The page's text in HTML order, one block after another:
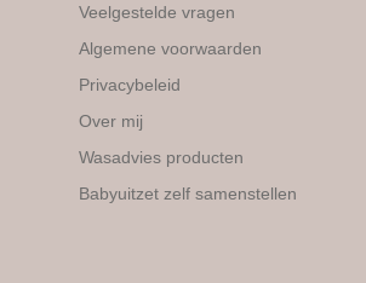
Veelgestelde vragen
Algemene voorwaarden
Privacybeleid
Over mij
Wasadvies producten
Babyuitzet zelf samenstellen